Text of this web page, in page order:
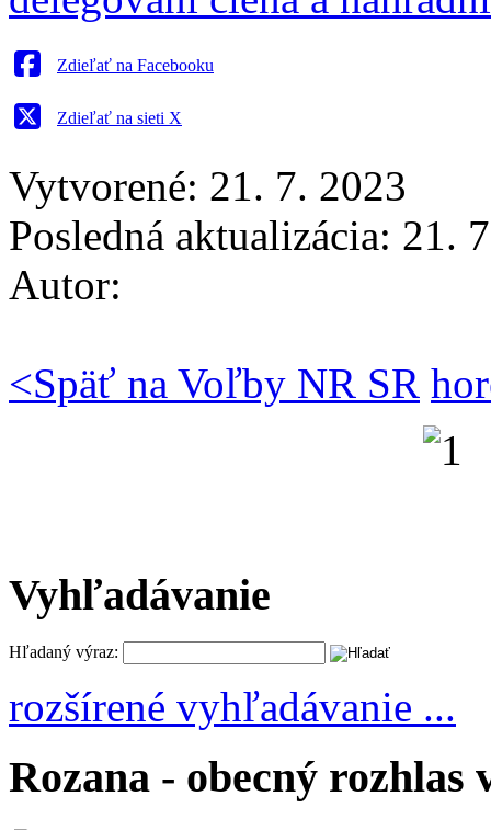
Zdieľať na Facebooku
Zdieľať na sieti X
Vytvorené: 21. 7. 2023
Posledná aktualizácia: 21.
Autor:
<Späť na Voľby NR SR
Vyhľadávanie
Hľadaný výraz:
rozšírené vyhľadávanie ...
Rozana - obecný rozhlas